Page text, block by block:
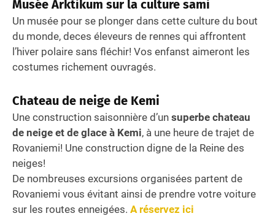
Musée Arktikum sur la culture sami
Un musée pour se plonger dans cette culture du bout
du monde, deces éleveurs de rennes qui affrontent
l’hiver polaire sans fléchir! Vos enfanst aimeront les
costumes richement ouvragés.
Chateau de neige de Kemi
Une construction saisonnière d’un superbe chateau
de neige et de glace à Kemi, à une heure de trajet de
Rovaniemi! Une construction digne de la Reine des
neiges!
De nombreuses excursions organisées partent de
Rovaniemi vous évitant ainsi de prendre votre voiture
sur les routes enneigées. A réservez ici